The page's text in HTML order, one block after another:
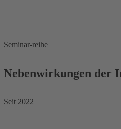
Seminar-reihe
Nebenwirkungen der
Seit 2022